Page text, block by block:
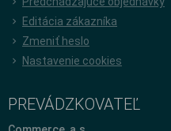
Editácia zákazníka
Zmeniť heslo
Nastavenie cookies
PREVÁDZKOVATEĽ